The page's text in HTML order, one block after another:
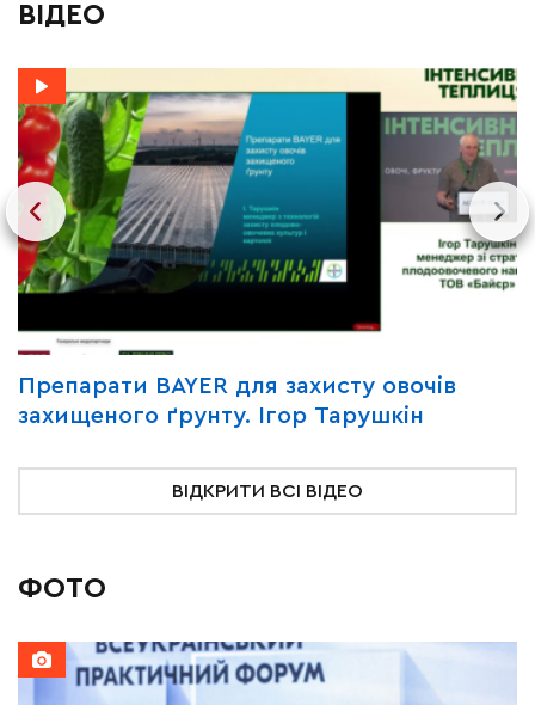
ВІДЕО
Препарати BAYER для захисту овочів
захищеного ґрунту. Ігор Тарушкін
ВІДКРИТИ ВСІ ВІДЕО
ФОТО